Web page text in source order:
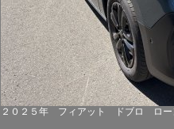
２０２５年 フィアット ドブロ ロー